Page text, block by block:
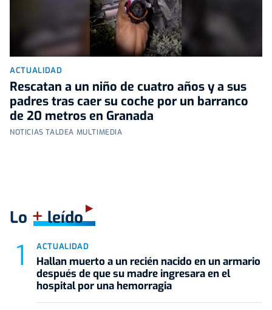
ACTUALIDAD
Rescatan a un niño de cuatro años y a sus
padres tras caer su coche por un barranco
de 20 metros en Granada
NOTICIAS TALDEA MULTIMEDIA
Lo +leído
ACTUALIDAD
Hallan muerto a un recién nacido en un armario
después de que su madre ingresara en el
hospital por una hemorragia